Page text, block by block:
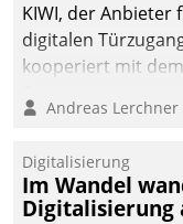
KIWI, der Anbieter
digitalen
kooperiert mit dem
Andreas Lerchner
Digitalisierung
Im Wandel
Digitalisierung